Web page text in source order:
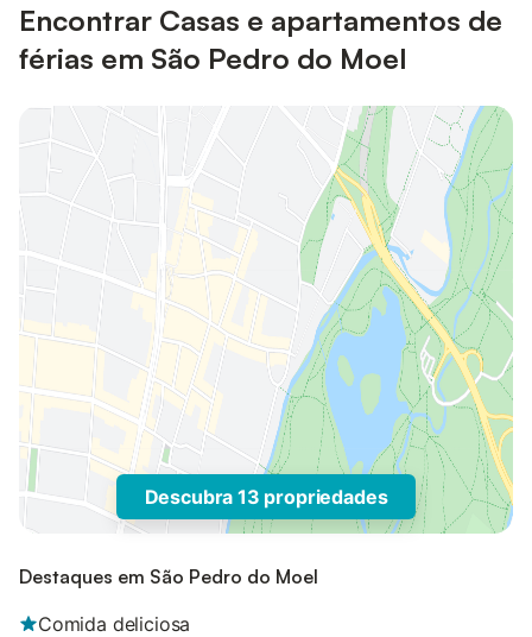
Encontrar Casas e apartamentos de
férias em São Pedro do Moel
Descubra 13 propriedades
Destaques em São Pedro do Moel
Comida deliciosa